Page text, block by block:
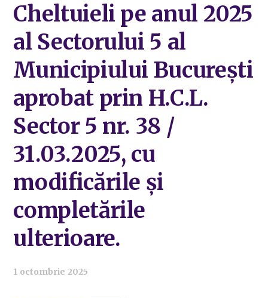
Cheltuieli pe anul 2025
al Sectorului 5 al
Municipiului București
aprobat prin H.C.L.
Sector 5 nr. 38 /
31.03.2025, cu
modificările și
completările
ulterioare.
1 octombrie 2025